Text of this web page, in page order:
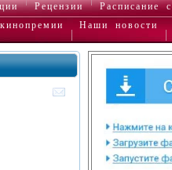
Рецензии
Расписание
Наши новости